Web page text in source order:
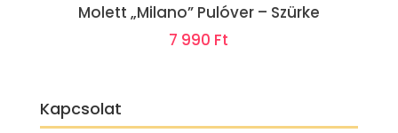
Molett „Milano” Pulóver – Szürke
7 990 Ft
Kapcsolat